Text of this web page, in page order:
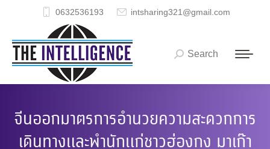
0632536193 intsharing321@gmail.com
Search:
Search
จีนออกมาตรการอำนวยความสะดวกการ
เดินทางและพำนักแก่ชาวฮ่องกง มาเก๊า